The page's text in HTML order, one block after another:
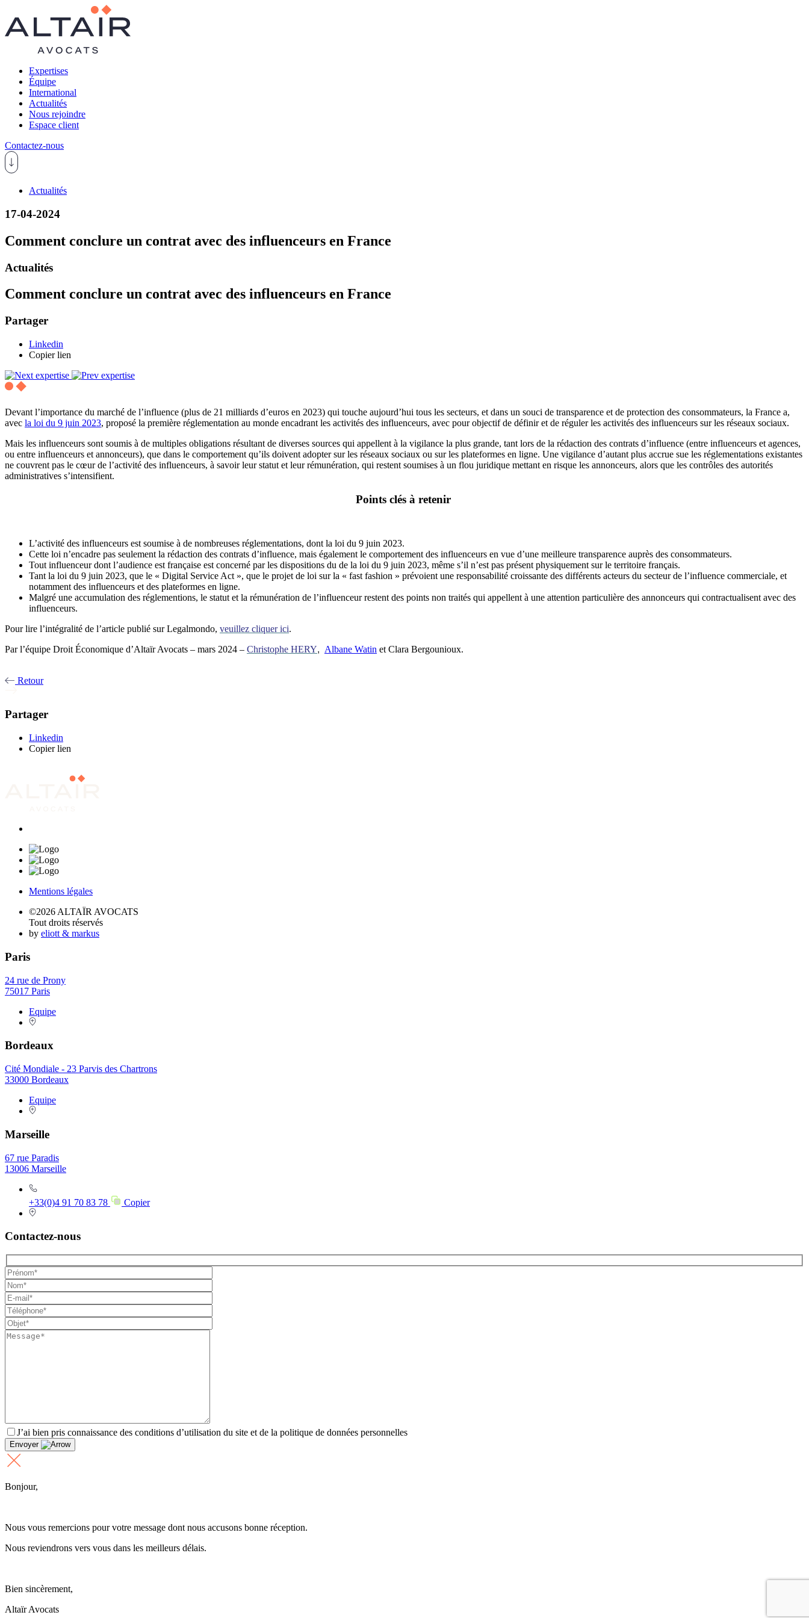
Expertises
Équipe
International
Actualités
Nous rejoindre
Espace client
Contactez-nous
Actualités
17-04-2024
Comment conclure un contrat avec des influenceurs en France
Actualités
Comment conclure un contrat avec des influenceurs en France
Partager
Linkedin
Copier lien
Devant l’importance du marché de l’influence (plus de 21 milliards d’euros en 2023) qui touche aujourd’hui tous les secteurs, et dans un souci de transparence et de protection des consommateurs, la France a,
avec la loi du 9 juin 2023, proposé la première réglementation au monde encadrant les activités des influenceurs, avec pour objectif de définir et de réguler les activités des influenceurs sur les réseaux sociaux.
Mais les influenceurs sont soumis à de multiples obligations résultant de diverses sources qui appellent à la vigilance la plus grande, tant lors de la rédaction des contrats d’influence (entre influenceurs et agences,
ou entre influenceurs et annonceurs), que dans le comportement qu’ils doivent adopter sur les réseaux sociaux ou sur les plateformes en ligne. Une vigilance d’autant plus accrue sue les réglementations existantes
ne couvrent pas le cœur de l’activité des influenceurs, à savoir leur statut et leur rémunération, qui restent soumises à un flou juridique mettant en risque les annonceurs, alors que les contrôles des autorités
administratives s’intensifient.
Points clés à retenir
L’activité des influenceurs est soumise à de nombreuses réglementations, dont la loi du 9 juin 2023.
Cette loi n’encadre pas seulement la rédaction des contrats d’influence, mais également le comportement des influenceurs en vue d’une meilleure transparence auprès des consommateurs.
Tout influenceur dont l’audience est française est concerné par les dispositions du de la loi du 9 juin 2023, même s’il n’est pas présent physiquement sur le territoire français.
Tant la loi du 9 juin 2023, que le « Digital Service Act », que le projet de loi sur la « fast fashion » prévoient une responsabilité croissante des différents acteurs du secteur de l’influence commerciale, et
notamment des influenceurs et des plateformes en ligne.
Malgré une accumulation des réglementions, le statut et la rémunération de l’influenceur restent des points non traités qui appellent à une attention particulière des annonceurs qui contractualisent avec des
influenceurs.
Pour lire l’intégralité de l’article publié sur Legalmondo, veuillez cliquer ici.
Par l’équipe Droit Économique d’Altaïr Avocats – mars 2024 – Christophe HERY, Albane Watin et Clara Bergounioux.
Retour
Partager
Linkedin
Copier lien
Mentions légales
©2026 ALTAÏR AVOCATS
Tout droits réservés
by eliott & markus
Paris
24 rue de Prony
75017 Paris
Equipe
Bordeaux
Cité Mondiale - 23 Parvis des Chartrons
33000 Bordeaux
Equipe
Marseille
67 rue Paradis
13006 Marseille
+33(0)4 91 70 83 78 Copier
Contactez-nous
J’ai bien pris connaissance des conditions d’utilisation du site et de la politique de données personnelles
Envoyer
Bonjour,
Nous vous remercions pour votre message dont nous accusons bonne réception.
Nous reviendrons vers vous dans les meilleurs délais.
Bien sincèrement,
Altaïr Avocats